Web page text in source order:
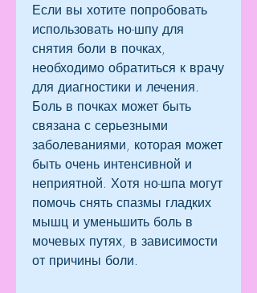
Если вы хотите попробовать
использовать но-шпу для
снятия боли в почках,
необходимо обратиться к врачу
для диагностики и лечения.
Боль в почках может быть
связана с серьезными
заболеваниями, которая может
быть очень интенсивной и
неприятной. Хотя но-шпа могут
помочь снять спазмы гладких
мышц и уменьшить боль в
мочевых путях, в зависимости
от причины боли.